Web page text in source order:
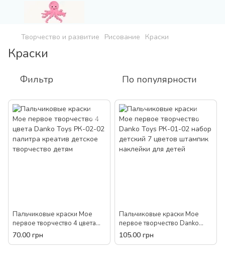
Творчество и развитие Рисование Краски
Краски
Фильтр По популярности
Пальчиковые краски Мое
первое творчество 4 цвета
Danko Toys РК-02-02 палитра
креатив детское творчество
70.00 грн
Пальчиковые краски Мое
первое творчество Danko
Toys РК-01-02 набор детский
7 цветов штампик наклейки
105.00 грн